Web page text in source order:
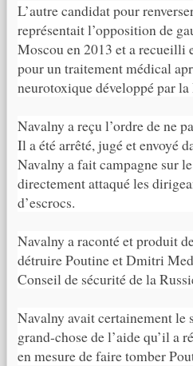
L’autre candidat pour
représentait l’opposition de
Moscou en 2013 et a recueilli
pour un traitement médical
neurotoxique développé par la
Navalny a reçu l’ordre de ne
Il a été arrêté, jugé et envoyé
Navalny a fait campagne sur
directement attaqué les
d’escrocs.
Navalny a raconté et produit
détruire Poutine et Dmitri
Conseil de sécurité de la
Navalny avait certainement le
grand-chose de l’aide qu’il a
en mesure de faire tomber